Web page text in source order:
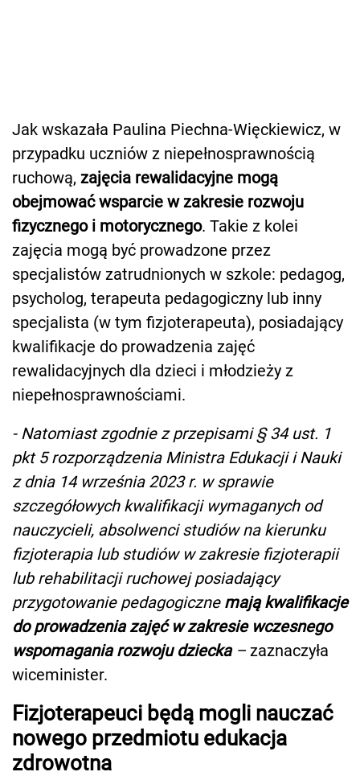
Jak wskazała Paulina Piechna-Więckiewicz, w
przypadku uczniów z niepełnosprawnością
ruchową, zajęcia rewalidacyjne mogą
obejmować wsparcie w zakresie rozwoju
fizycznego i motorycznego. Takie z kolei
zajęcia mogą być prowadzone przez
specjalistów zatrudnionych w szkole: pedagog,
psycholog, terapeuta pedagogiczny lub inny
specjalista (w tym fizjoterapeuta), posiadający
kwalifikacje do prowadzenia zajęć
rewalidacyjnych dla dzieci i młodzieży z
niepełnosprawnościami.
- Natomiast zgodnie z przepisami § 34 ust. 1
pkt 5 rozporządzenia Ministra Edukacji i Nauki
z dnia 14 września 2023 r. w sprawie
szczegółowych kwalifikacji wymaganych od
nauczycieli, absolwenci studiów na kierunku
fizjoterapia lub studiów w zakresie fizjoterapii
lub rehabilitacji ruchowej posiadający
przygotowanie pedagogiczne mają kwalifikacje
do prowadzenia zajęć w zakresie wczesnego
wspomagania rozwoju dziecka– zaznaczyła
wiceminister.
Fizjoterapeuci będą mogli nauczać
nowego przedmiotu edukacja
zdrowotna